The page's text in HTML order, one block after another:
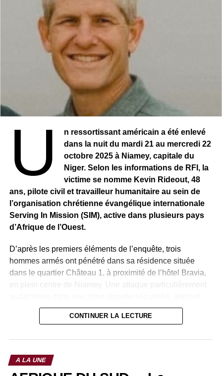
Qu’elle était belle, cette jeune dame ! Contrairement aux
autres princesses souls, la belle Alicia est venue dans le
rap avec un style très sophistiqué, plus abouti, mieux
travaillé. Mais le plus épatant, c’est que cette dame est
une surdouée qui sait presque tout faire : arranger,
composer, jouer au piano, chanter. La liste est longue.
Avant qu’on ne l’auréole de la couronne de “diva de la
pop”, elle avait déjà conquis nos cœurs. Aujourd’hui, elle
est à une vie professionnelle et privée pleinement
épanouie. Tout lui réussit. Alicia a laissé son mari, le
sa maison, baptisée le “Dreamland”. Une somptueuse
maison juchée sur les montagnes de San Diego, en
Californie. Quel artiste ne rêverait pas d’avoir la vie de
cette pianiste de génie. Le public de l’Accor Arena peut
U
n ressortissant américain a été enlevé
dans la nuit du mardi 21 au mercredi 22
octobre 2025 à Niamey, capitale du
Niger. Selon les informations de RFI, la
victime se nomme Kevin Rideout, 48
ans, pilote civil et travailleur humanitaire au sein de
l’organisation chrétienne évangélique internationale
Serving In Mission (SIM), active dans plusieurs pays
d’Afrique de l’Ouest.
D’après les premiers éléments de l’enquête, trois
hommes armés ont pénétré dans sa résidence située
dans le quartier Château 1, à proximité de l’hôtel Bravia,
en plein centre de Niamey. Une attaque particulièrement
des bureaux d’organisations internationales et située à
quelques centaines de mètres du palais présidentiel.
Aucune revendication n’a encore été formulée, mais les
forces de sécurité nigériennes ont immédiatement été
déployées pour tenter de retrouver la trace de l’otage et
CONTINUER LA LECTURE
A LA UNE